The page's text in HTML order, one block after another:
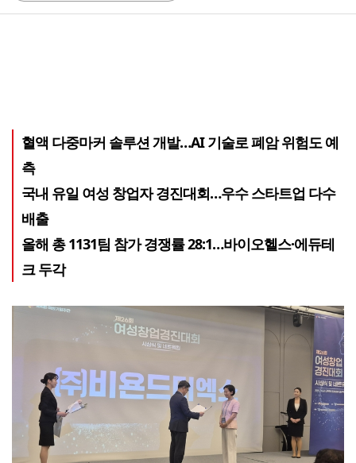
혈액 다중마커 솔루션 개발…AI 기술로 폐암 위험도 예
측
국내 유일 여성 창업자 경진대회…우수 스타트업 다수
배출
올해 총 1131팀 참가 경쟁률 28:1…바이오헬스·에듀테
크 두각